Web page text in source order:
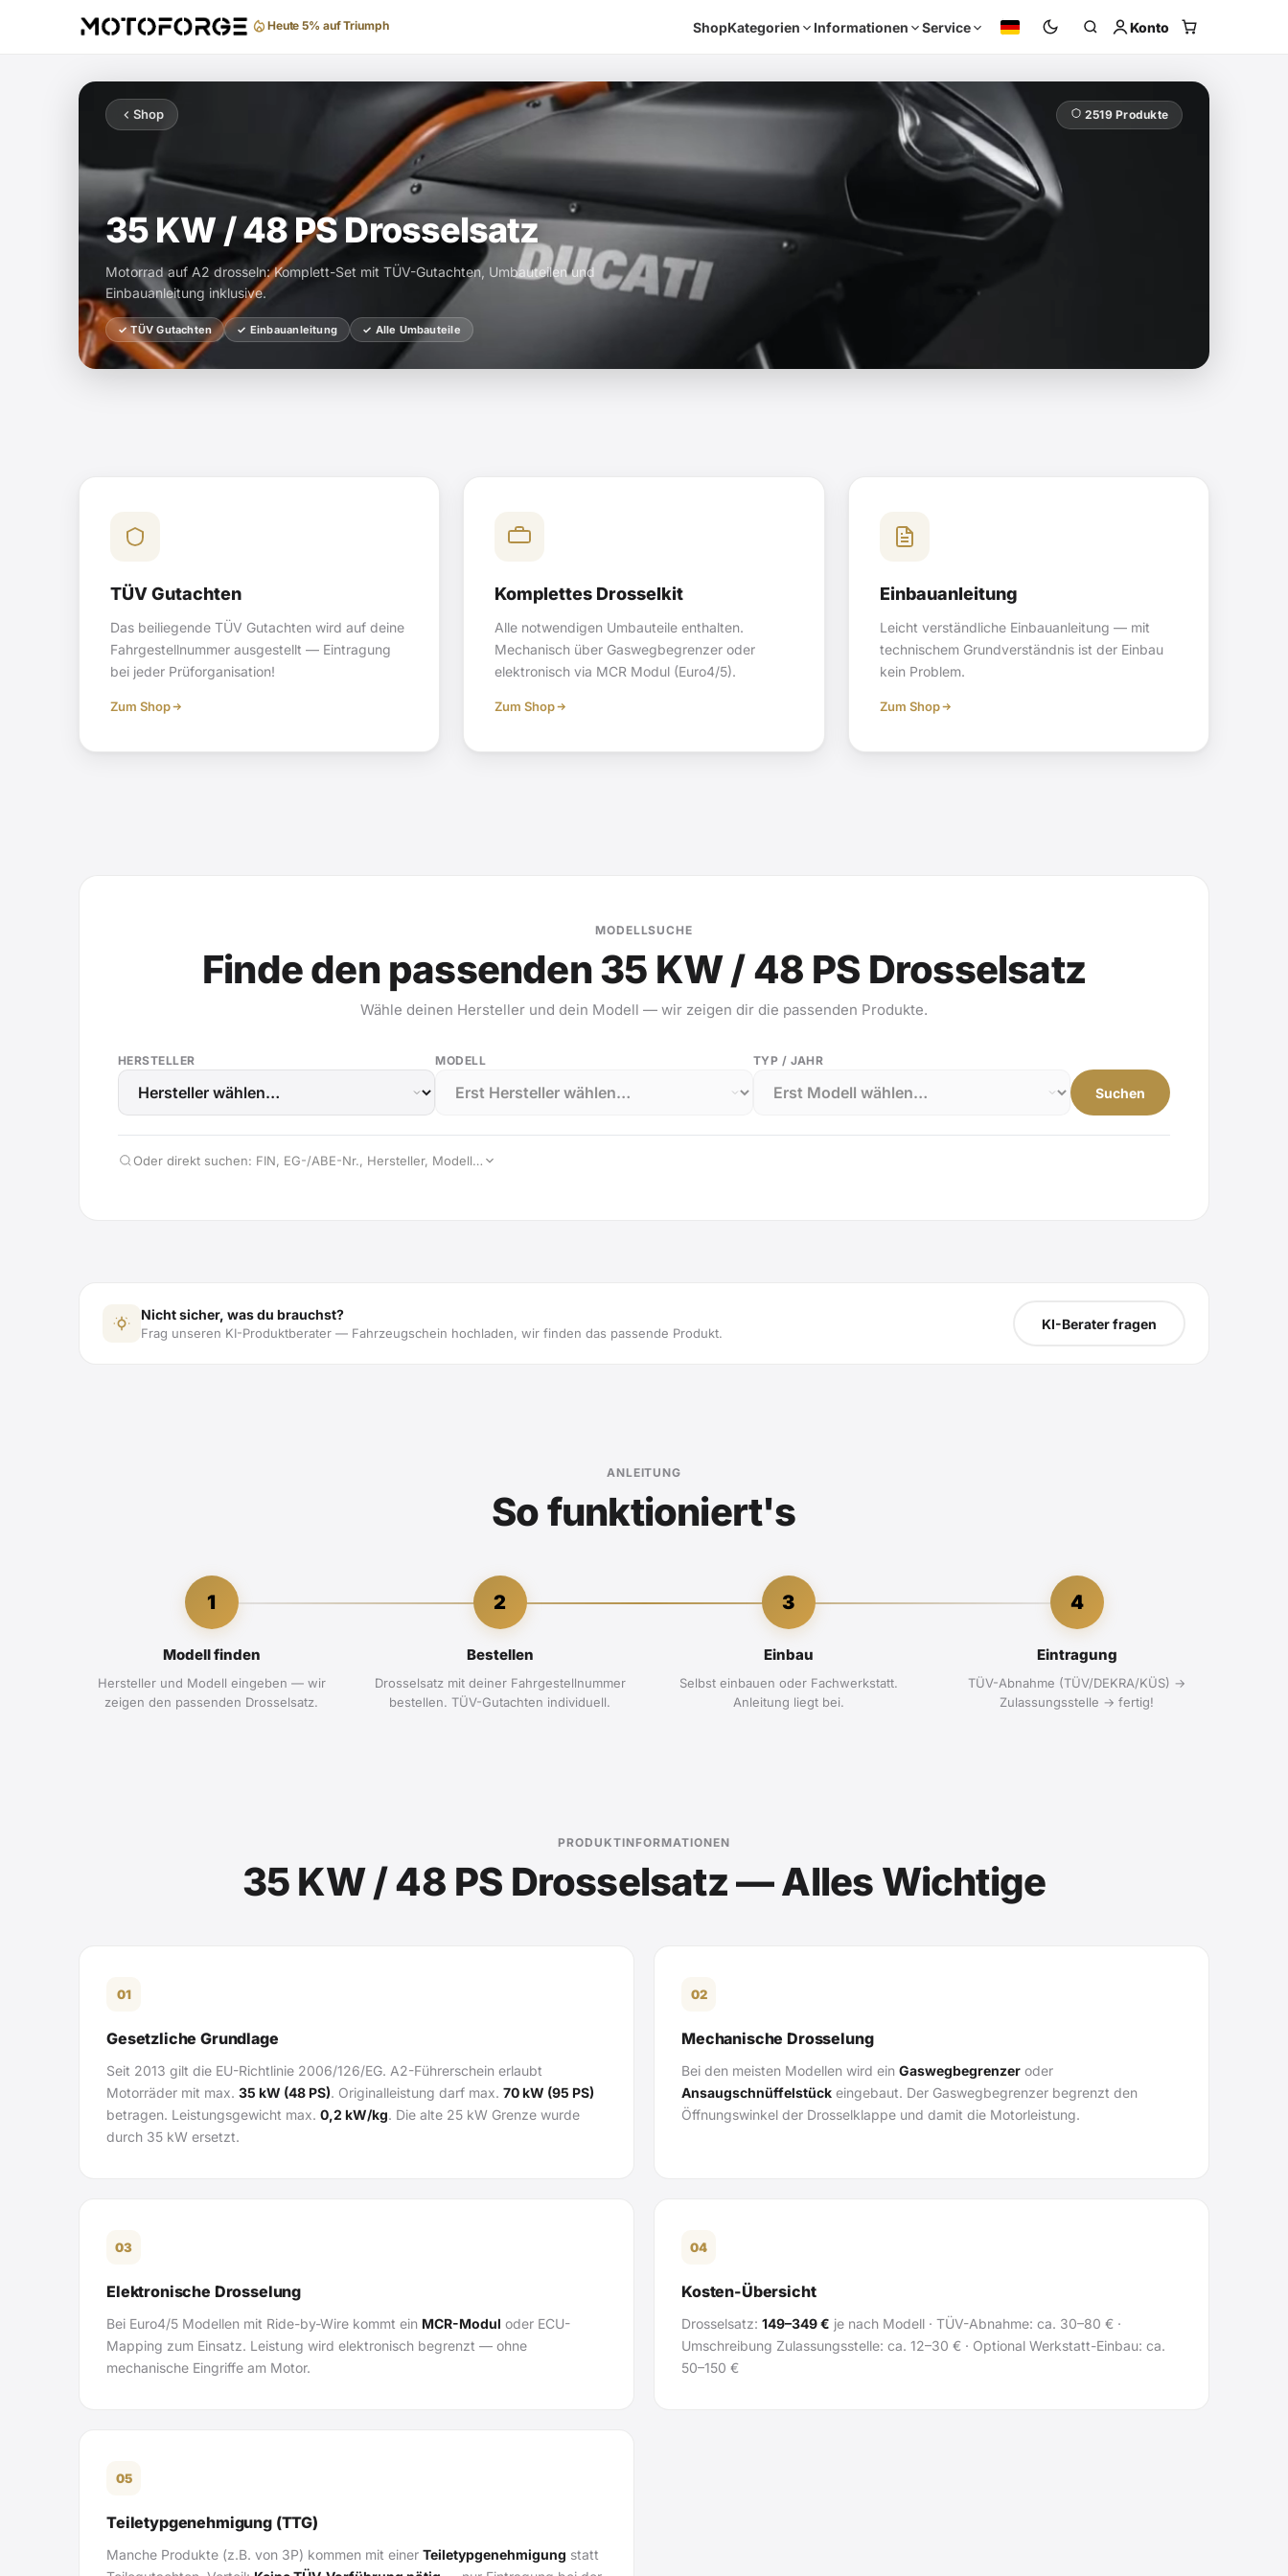
Gratis Versand ab 99 € ShopKategorien Informationen Service Konto
Shop 2519 Produkte
35 KW / 48 PS Drosselsatz
Motorrad auf A2 drosseln: Komplett-Set mit TÜV-Gutachten, Umbauteilen und
Einbauanleitung inklusive.
✓ TÜV Gutachten ✓ Einbauanleitung ✓ Alle Umbauteile
TÜV Gutachten
Das beiliegende TÜV Gutachten wird auf deine
Fahrgestellnummer ausgestellt — Eintragung
bei jeder Prüforganisation!
Zum Shop
Komplettes Drosselkit
Alle notwendigen Umbauteile enthalten.
Mechanisch über Gaswegbegrenzer oder
elektronisch via MCR Modul (Euro4/5).
Zum Shop
Einbauanleitung
Leicht verständliche Einbauanleitung — mit
technischem Grundverständnis ist der Einbau
kein Problem.
Zum Shop
MODELLSUCHE
Finde den passenden 35 KW / 48 PS Drosselsatz
Wähle deinen Hersteller und dein Modell — wir zeigen dir die passenden Produkte.
HERSTELLER MODELL TYP / JAHR
Suchen
Oder direkt suchen: FIN, EG-/ABE-Nr., Hersteller, Modell…
Nicht sicher, was du brauchst?
Frag unseren KI-Produktberater — Fahrzeugschein hochladen, wir finden das passende Produkt.
KI-Berater fragen
ANLEITUNG
So funktioniert's
1
Modell finden
Hersteller und Modell eingeben — wir
zeigen den passenden Drosselsatz.
2
Bestellen
Drosselsatz mit deiner Fahrgestellnummer
bestellen. TÜV-Gutachten individuell.
3
Einbau
Selbst einbauen oder Fachwerkstatt.
Anleitung liegt bei.
4
Eintragung
TÜV-Abnahme (TÜV/DEKRA/KÜS) →
Zulassungsstelle → fertig!
PRODUKTINFORMATIONEN
35 KW / 48 PS Drosselsatz — Alles Wichtige
01
Gesetzliche Grundlage
Seit 2013 gilt die EU-Richtlinie 2006/126/EG. A2-Führerschein erlaubt
Motorräder mit max. 35 kW (48 PS). Originalleistung darf max. 70 kW (95 PS)
betragen. Leistungsgewicht max. 0,2 kW/kg. Die alte 25 kW Grenze wurde
durch 35 kW ersetzt.
02
Mechanische Drosselung
Bei den meisten Modellen wird ein Gaswegbegrenzer oder
Ansaugschnüffelstück eingebaut. Der Gaswegbegrenzer begrenzt den
Öffnungswinkel der Drosselklappe und damit die Motorleistung.
03
Elektronische Drosselung
Bei Euro4/5 Modellen mit Ride-by-Wire kommt ein MCR-Modul oder ECU-
Mapping zum Einsatz. Leistung wird elektronisch begrenzt — ohne
mechanische Eingriffe am Motor.
04
Kosten-Übersicht
Drosselsatz: 149–349 € je nach Modell · TÜV-Abnahme: ca. 30–80 € ·
Umschreibung Zulassungsstelle: ca. 12–30 € · Optional Werkstatt-Einbau: ca.
50–150 €
05
Teiletypgenehmigung (TTG)
Manche Produkte (z.B. von 3P) kommen mit einer Teiletypgenehmigung statt